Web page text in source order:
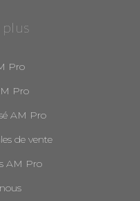
plus
Pro
Pro
AM Pro
de vente
AM Pro